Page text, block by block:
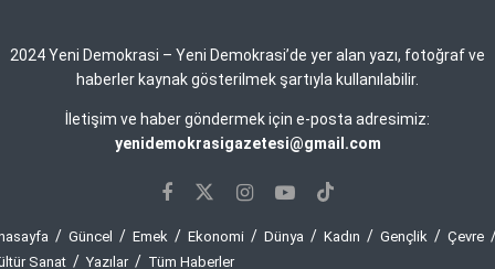
2024 Yeni Demokrasi – Yeni Demokrasi’de yer alan yazı, fotoğraf ve
haberler kaynak gösterilmek şartıyla kullanılabilir.
İletişim ve haber göndermek için e-posta adresimiz:
yenidemokrasigazetesi@gmail.com
Güncel Emek Ekonomi Dünya Kadın Gençlik
Çevre
Sanat
Yazılar Tüm Haberler